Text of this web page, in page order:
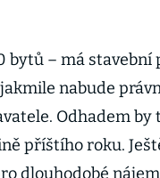
bytů – má stavební
nabude
Odhadem by
příštího roku.
dlouhodobé